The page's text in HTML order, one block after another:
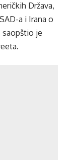
Država,
a i Irana o
je